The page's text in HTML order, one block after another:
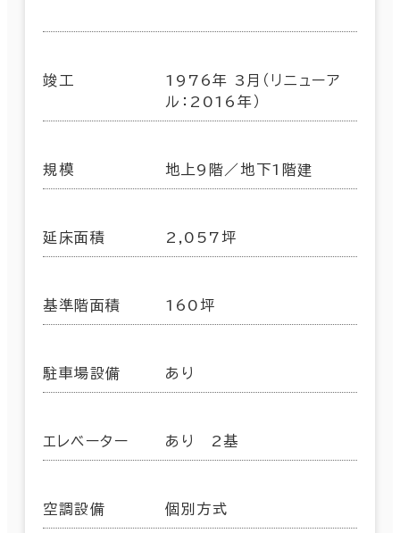
竣工
1976年 3月（リニューア
ル：2016年）
規模 地上9階／地下1階建
延床面積 2,057坪
基準階面積 160坪
駐車場設備 あり
エレベーター あり 2基
空調設備 個別方式